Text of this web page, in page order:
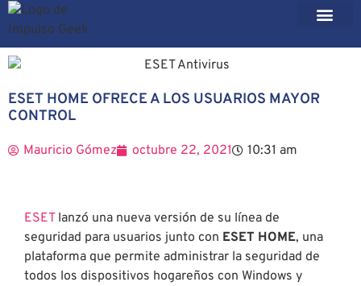
ESET HOME OFRECE A LOS USUARIOS MAYOR
CONTROL
Mauricio Gómez octubre 22, 2021 10:31 am
ESETlanzó una nueva versión de su línea de
seguridad para usuarios junto con ESET HOME, una
plataforma que permite administrar la seguridad de
todos los dispositivos hogareños con Windows y